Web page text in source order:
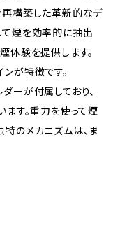
構築した革新的なデ
て煙を効率的に抽出
体験を提供します。
が特徴です。
ーが付属しており、
す。重力を使って煙
のメカニズムは、ま